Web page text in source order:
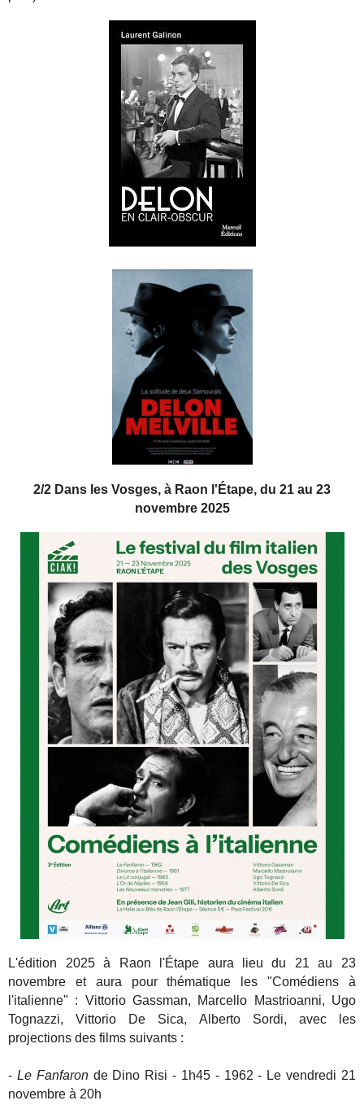
2/2 Dans les Vosges, à Raon l'Étape, du 21 au 23
novembre 2025
L'édition 2025 à Raon l'Étape aura lieu du 21 au 23
novembre et aura pour thématique les "Comédiens à
l'italienne" : Vittorio Gassman, Marcello Mastrioanni, Ugo
Tognazzi, Vittorio De Sica, Alberto Sordi, avec les
projections des films suivants :
- Le Fanfaronde Dino Risi - 1h45 - 1962 - Le vendredi 21
novembre à 20h